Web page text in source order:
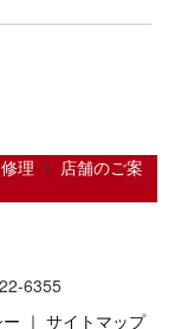
理 ｜ 店舗のご案
6355
｜ サイトマップ